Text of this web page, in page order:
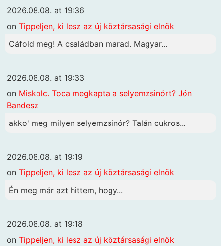
2026.08.08. at 19:36
on Tippeljen, ki lesz az új köztársasági elnök
Cáfold meg! A családban marad. Magyar...
2026.08.08. at 19:33
on Miskolc. Toca megkapta a selyemzsinórt? Jön
Bandesz
akko' meg milyen selyemzsinór? Talán cukros...
2026.08.08. at 19:19
on Tippeljen, ki lesz az új köztársasági elnök
Én meg már azt hittem, hogy...
2026.08.08. at 19:18
on Tippeljen, ki lesz az új köztársasági elnök